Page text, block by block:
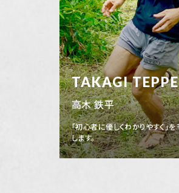
TAKAGI
高木 鉄平
「初心者に優しくわかりやすく」
します。